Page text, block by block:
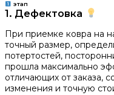
этап
1. Дефектовка
При приемке ковра на
точный размер,
потертостей,
прошла максимально
отличающих от заказа,
изменения и точную